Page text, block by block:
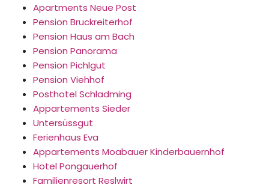
Apartments Neue Post
Pension Bruckreiterhof
Pension Haus am Bach
Pension Panorama
Pension Pichlgut
Pension Viehhof
Posthotel Schladming
Appartements Sieder
Untersüssgut
Ferienhaus Eva
Appartements Moabauer Kinderbauernhof
Hotel Pongauerhof
Familienresort Reslwirt